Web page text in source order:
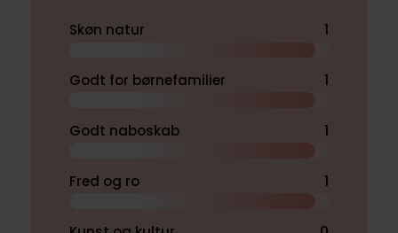
Skøn natur 1
Godt for børnefamilier 1
Godt naboskab 1
Fred og ro 1